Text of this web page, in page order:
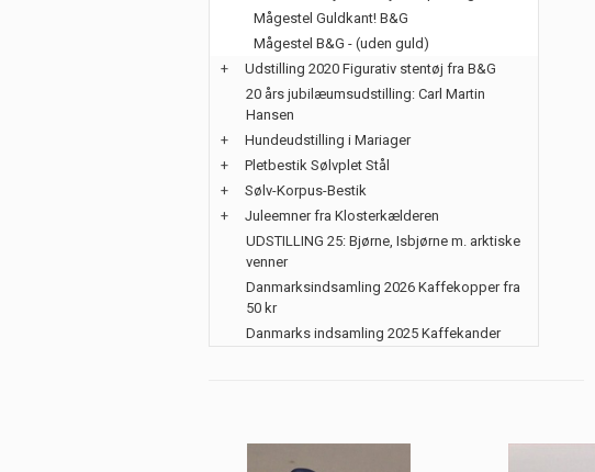
Mågestel Guldkant! B&G
Mågestel B&G - (uden guld)
+
Udstilling 2020 Figurativ stentøj fra B&G
20 års jubilæumsudstilling: Carl Martin
Hansen
+
Hundeudstilling i Mariager
+
Pletbestik Sølvplet Stål
+
Sølv-Korpus-Bestik
+
Juleemner fra Klosterkælderen
UDSTILLING 25: Bjørne, Isbjørne m. arktiske
venner
Danmarksindsamling 2026 Kaffekopper fra
50 kr
Danmarks indsamling 2025 Kaffekander